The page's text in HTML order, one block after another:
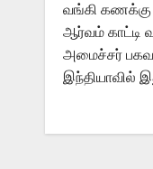
வங்கி
ஆர்வம் காட்டி
அமைச்சர்
இந்தியாவில்